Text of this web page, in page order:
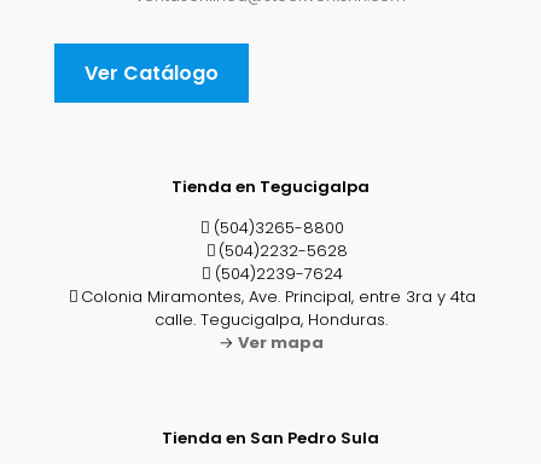
Ver Catálogo
Tienda en Tegucigalpa
(504)3265-8800
(504)2232-5628
(504)2239-7624
Colonia Miramontes, Ave. Principal, entre 3ra y 4ta
calle. Tegucigalpa, Honduras.
→ Ver mapa
Tienda en San Pedro Sula